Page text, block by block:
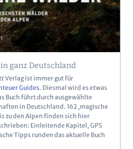
ganz Deutschland
Verlag ist immer gut für
Guides. Diesmal wird es etwas
Buch führt durch ausgewählte
in Deutschland. 162 ‚magische
zu den Alpen finden sich hier
Einleitende Kapitel, GPS
Tipps runden das aktuelle Buch